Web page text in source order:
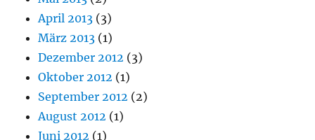
April 2013 (3)
März 2013 (1)
Dezember 2012 (3)
Oktober 2012 (1)
September 2012 (2)
August 2012 (1)
Juni 2012 (1)